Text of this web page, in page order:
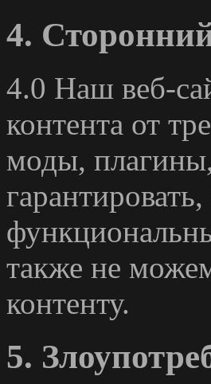
4.
4.0 Наш веб-
контента от
моды,
также не
контенту.
5.